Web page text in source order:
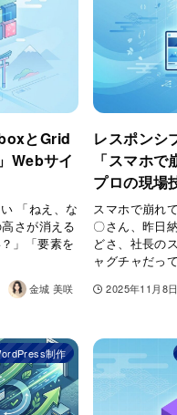
とGrid
Webサイ
「ねえ、な
さが消える
」「要素を
金城 美咲
レスポンシ
「スマホ
プロの現場
スマホで崩れ
〇さん、昨日
どさ、社長の
ャグチャだっ
2025年11月8日
制作